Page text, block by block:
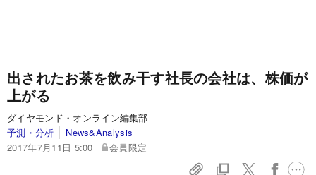
出されたお茶を飲み干す社長の会社は、株価が
上がる
ダイヤモンド・オンライン編集部
予測・分析
News&Analysis
2017年7月11日 5:00
会員限定